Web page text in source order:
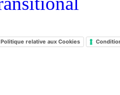
Politique relative aux Cookies